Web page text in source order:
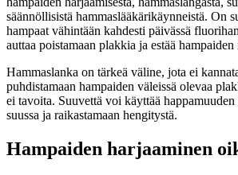
säännöllisistä hammaslääkärikäynneistä. On
hampaat vähintään kahdesti päivässä
auttaa poistamaan plakkia ja estää
Hammaslanka on tärkeä väline, jota ei
puhdistamaan hampaiden väleissä olevaa
ei tavoita. Suuvettä voi käyttää happamuuden
suussa ja raikastamaan hengitystä.
Hampaiden harjaaminen